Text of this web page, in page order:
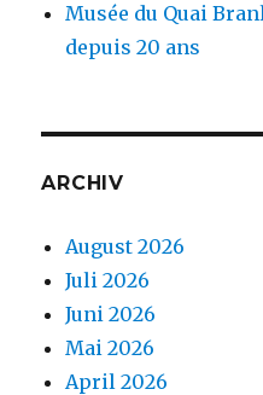
Musée du Quai
depuis 20 ans
ARCHIV
August 2026
Juli 2026
Juni 2026
Mai 2026
April 2026